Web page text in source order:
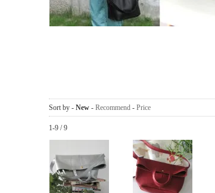
Sort by - New - Recommend - Price
1-9 / 9